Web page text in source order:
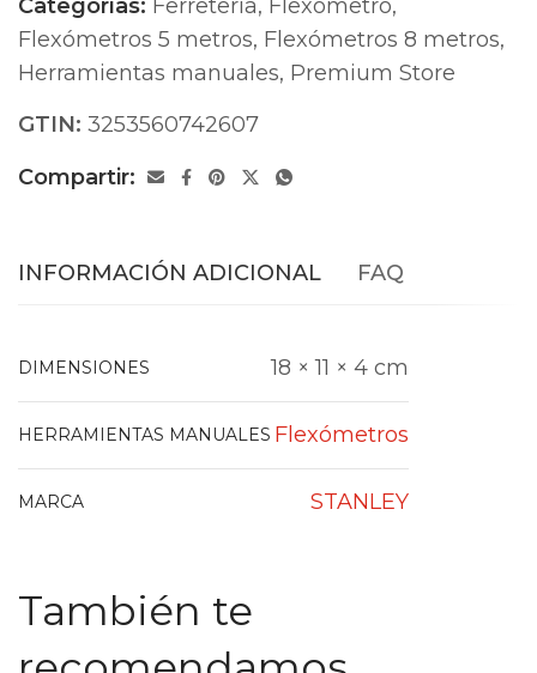
Categorías: Ferretería, Flexómetro,
Flexómetros 5 metros, Flexómetros 8 metros,
Herramientas manuales, Premium Store
GTIN: 3253560742607
Compartir:
INFORMACIÓN ADICIONAL FAQ
DIMENSIONES 18 × 11 × 4 cm
HERRAMIENTAS MANUALES Flexómetros
MARCA STANLEY
También te